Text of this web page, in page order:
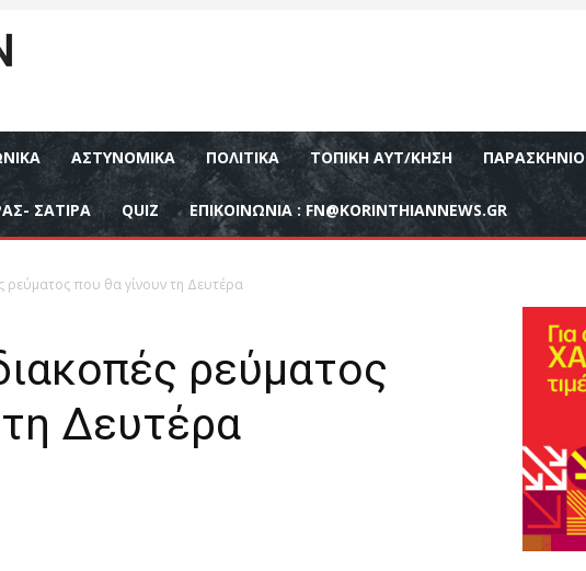
ΑΣΤΥΝΟΜΙΚΆ ΠΟΛΙΤΙΚΆ ΤΟΠΙΚΉ ΑΥΤ/ΚΗΣΗ ΠΑΡΑΣΚΉΝΙΟ
ΣΑΤΙΡΑ QUIZ ΕΠΙΚΟΙΝΩΝΊΑ : FN@KORINTHIANNEWS.GR
ρεύματος που θα γίνουν τη Δευτέρα
ρεύματος
Δευτέρα